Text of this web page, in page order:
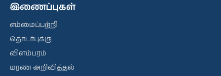
இணைப்புகள்
எம்மைப்பற்றி
தொடர்புக்கு
விளம்பரம்
மரண அறிவித்தல்